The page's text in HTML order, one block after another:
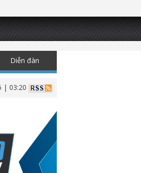
Diễn đàn
| 03:20